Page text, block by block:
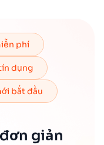
phí
dụng
bắt đầu
giản